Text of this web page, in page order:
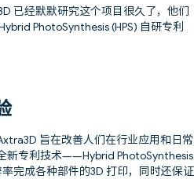
已经默默研究这个项目很久了，他们
PhotoSynthesis (HPS) 自研专利
旨在改善人们在行业应用和日常
新专利技术——Hybrid PhotoSynthesis
完成各种部件的3D 打印，同时还保证